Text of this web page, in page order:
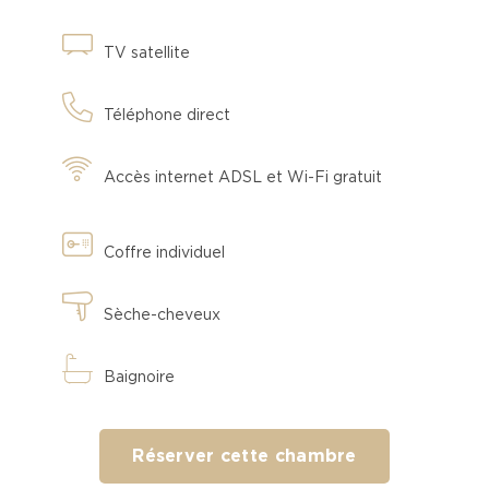
TV satellite
Téléphone direct
Accès internet ADSL et Wi-Fi gratuit
Coffre individuel
Sèche-cheveux
Baignoire
Réserver cette chambre